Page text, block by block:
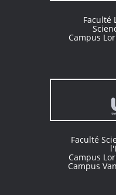
Faculté
Campus
Faculté
Campus
Campus